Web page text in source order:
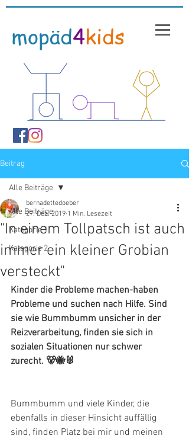
mopäd4kids
Beitrag
Alle Beiträge
Kategorie 1
Kategorie 2
Alle Beiträge
"In einem Tollpatsch ist auch
immer ein kleiner Grobian
versteckt"
bernadettedoeber
27. Dez. 2019 1 Min. Lesezeit
Kinder die Probleme machen-haben
Probleme und suchen nach Hilfe. Sind
sie wie Bummbumm unsicher in der
Reizverarbeitung, finden sie sich in
sozialen Situationen nur schwer
zurecht. 🐻🐝🐰
Bummbumm und viele Kinder, die
ebenfalls in dieser Hinsicht auffällig
sind, finden Platz bei mir und meinen